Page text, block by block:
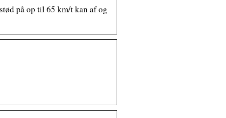
på op til 65 km/t kan af og